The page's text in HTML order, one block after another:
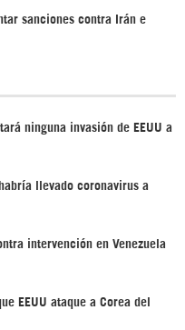
sanciones contra Irán e
ninguna invasión de EEUU a
llevado coronavirus a
intervención en Venezuela
EEUU ataque a Corea del